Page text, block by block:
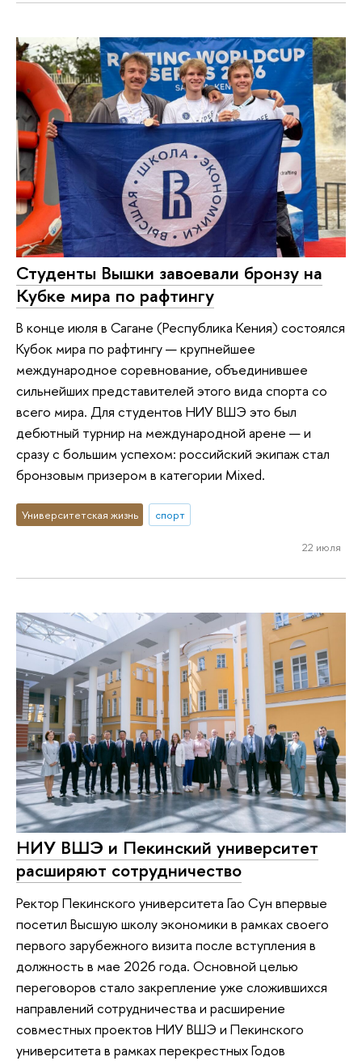
Студенты Вышки завоевали бронзу на
Кубке мира по рафтингу
В конце июля в Сагане (Республика Кения) состоялся
Кубок мира по рафтингу — крупнейшее
международное соревнование, объединившее
сильнейших представителей этого вида спорта со
всего мира. Для студентов НИУ ВШЭ это был
дебютный турнир на международной арене — и
сразу с большим успехом: российский экипаж стал
бронзовым призером в категории Mixed.
Университетская жизнь спорт
22 июля
НИУ ВШЭ и Пекинский университет
расширяют сотрудничество
Ректор Пекинского университета Гао Сун впервые
посетил Высшую школу экономики в рамках своего
первого зарубежного визита после вступления в
должность в мае 2026 года. Основной целью
переговоров стало закрепление уже сложившихся
направлений сотрудничества и расширение
совместных проектов НИУ ВШЭ и Пекинского
университета в рамках перекрестных Годов